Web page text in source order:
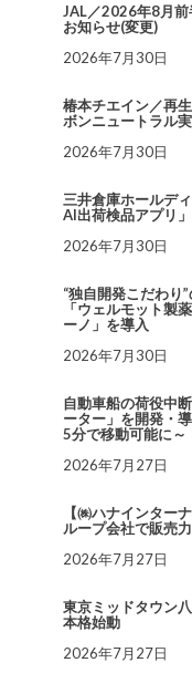
JAL／2026年8月
お知らせ(変更)
2026年7月30日
椿本チエイン／再
ボンニュートラル
2026年7月30日
三井倉庫ホールデ
AI出荷検品アプリ
2026年7月30日
“独自開発こだわり
「ウェルモット製
ーノ」を導入
2026年7月30日
自動車船の荷役中
ーター」を開発・
5分で移動可能に～
2026年7月27日
【㈱ハナインター
ループ会社で販売
2026年7月27日
東京ミッドタウン
本格始動
2026年7月27日